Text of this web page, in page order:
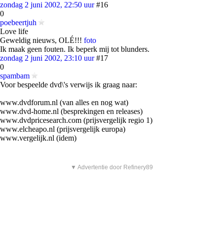
zondag 2 juni 2002, 22:50 uur #16
0
poebeertjuh
Love life
Geweldig nieuws, OLÉ!!! foto
Ik maak geen fouten. Ik beperk mij tot blunders.
zondag 2 juni 2002, 23:10 uur #17
0
spambam
Voor bespeelde dvd\'s verwijs ik graag naar:
www.dvdforum.nl (van alles en nog wat)
www.dvd-home.nl (besprekingen en releases)
www.dvdpricesearch.com (prijsvergelijk regio 1)
www.elcheapo.nl (prijsvergelijk europa)
www.vergelijk.nl (idem)
▼ Advertentie door Refinery89